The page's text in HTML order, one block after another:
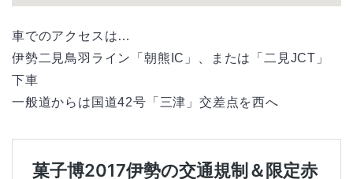
車でのアクセスは…
伊勢二見鳥羽ライン「朝熊IC」、または「二見JCT」
下車
一般道からは国道42号「三津」交差点を西へ